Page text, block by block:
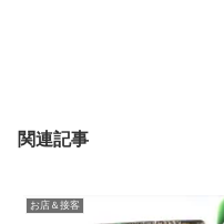
関連記事
お店＆接客